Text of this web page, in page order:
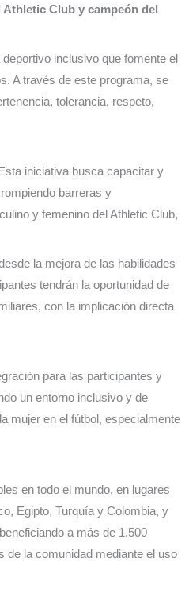
Club y campeón del
inclusivo que fomente el
A través de este programa, se
tolerancia, respeto,
iniciativa busca capacitar y
barreras y
y femenino del Athletic Club,
la mejora de las habilidades
tendrán la oportunidad de
con la implicación directa
para las participantes y
un entorno inclusivo y de
mujer en el fútbol, especialmente
en todo el mundo, en lugares
Egipto, Turquía y Colombia, y
a más de 1.500
de la comunidad mediante el uso